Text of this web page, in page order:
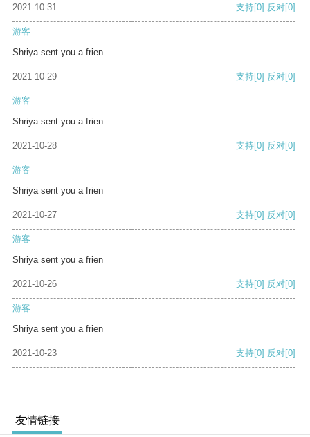
2021-10-31 支持[0] 反对[0]
游客
Shriya sent you a frien
2021-10-29 支持[0] 反对[0]
游客
Shriya sent you a frien
2021-10-28 支持[0] 反对[0]
游客
Shriya sent you a frien
2021-10-27 支持[0] 反对[0]
游客
Shriya sent you a frien
2021-10-26 支持[0] 反对[0]
游客
Shriya sent you a frien
2021-10-23 支持[0] 反对[0]
友情链接